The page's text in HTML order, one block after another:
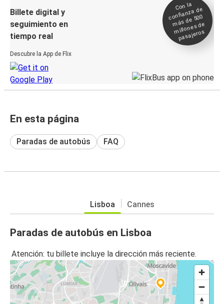
Billete digital y
seguimiento en
tiempo real
Descubre la App de Flix
Con la
confianza de
más de 500
millones de
pasajeros
En esta página
Paradas de autobús FAQ
Lisboa Cannes
Paradas de autobús en Lisboa
Atención: tu billete incluye la dirección más reciente.